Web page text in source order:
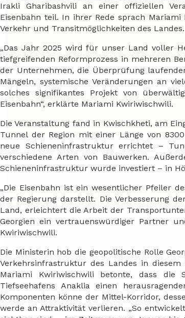
Irakli Gharibashvili an einer offiziellen
Eisenbahn teil. In ihrer Rede sprach
Verkehr und Transitmöglichkeiten des Landes.
„Das Jahr 2025 wird für unser Land voller
tiefgreifenden Reformprozess in mehreren
der Unternehmen, die Überprüfung
Mängeln, systemische Veränderungen an
solches signifikantes Projekt von
Eisenbahn“, erklärte Mariami Kwiriwischwili.
Die Veranstaltung fand in Kwischkheti, am
Tunnel der Region mit einer Länge von
neue Schieneninfrastruktur errichtet –
verschiedene Arten von Bauwerken.
Schieneninfrastruktur wurde investiert – in
„Die Eisenbahn ist ein wesentlicher Pfeiler
der Regierung darstellt. Die Verbesserung
Land, erleichtert die Arbeit der
Georgien ein vertrauenswürdiger Partner
Kwiriwischwili.
Die Ministerin hob die geopolitische Rolle
Verkehrsinfrastruktur des Landes in
Mariami Kwiriwischwili betonte, dass
Tiefseehafens Anaklia einen
Komponenten könne der Mittel-Korridor,
werde an Attraktivität verlieren. „So